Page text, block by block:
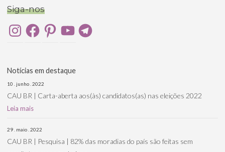
Siga-nos
InstagramFacebookPinterestYouTubeTelegram
Notícias em destaque
10 . junho . 2022
CAU BR | Carta-aberta aos(às) candidatos(as) nas eleições 2022
Leia mais
29 . maio . 2022
CAU BR | Pesquisa | 82% das moradias do país são feitas sem